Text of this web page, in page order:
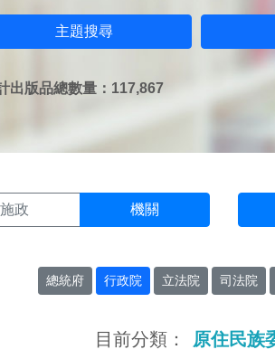
主題搜尋
出版品總數量：117,867
施政 機關
總統府 行政院 立法院 司法院
目前分類： 原住民族